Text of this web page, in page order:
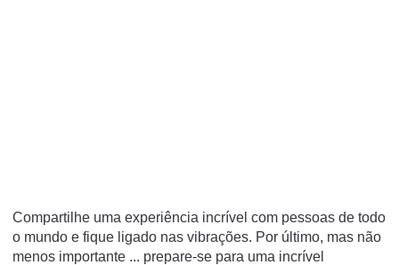
Compartilhe uma experiência incrível com pessoas de todo
o mundo e fique ligado nas vibrações. Por último, mas não
menos importante ... prepare-se para uma incrível